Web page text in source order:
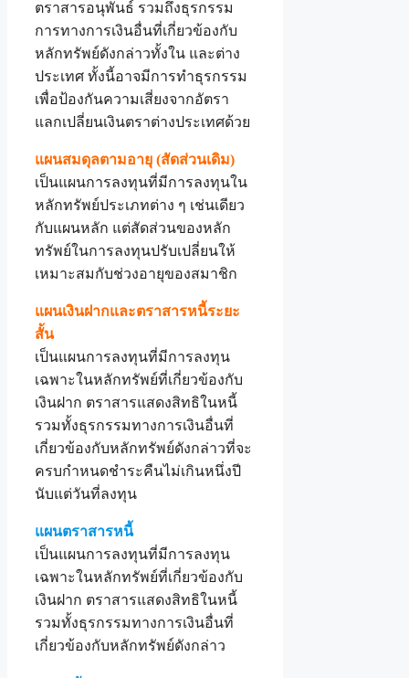
ตราสารอนุพันธ์ รวมถึงธุรกรรม
การทางการเงินอื่นที่เกี่ยวข้องกับ
หลักทรัพย์ดังกล่าวทั้งใน และต่าง
ประเทศ ทั้งนี้อาจมีการทำธุรกรรม
เพื่อป้องกันความเสี่ยงจากอัตรา
แลกเปลี่ยนเงินตราต่างประเทศด้วย
แผนสมดุลตามอายุ (สัดส่วนเดิม)
เป็นแผนการลงทุนที่มีการลงทุนใน
หลักทรัพย์ประเภทต่าง ๆ เช่นเดียว
กับแผนหลัก แต่สัดส่วนของหลัก
ทรัพย์ในการลงทุนปรับเปลี่ยนให้
เหมาะสมกับช่วงอายุของสมาชิก
แผนเงินฝากและตราสารหนี้ระยะ
สั้น
เป็นแผนการลงทุนที่มีการลงทุน
เฉพาะในหลักทรัพย์ที่เกี่ยวข้องกับ
เงินฝาก ตราสารแสดงสิทธิในหนี้
รวมทั้งธุรกรรมทางการเงินอื่นที่
เกี่ยวข้องกับหลักทรัพย์ดังกล่าวที่จะ
ครบกำหนดชำระคืนไม่เกินหนึ่งปี
นับแต่วันที่ลงทุน
แผนตราสารหนี้
เป็นแผนการลงทุนที่มีการลงทุน
เฉพาะในหลักทรัพย์ที่เกี่ยวข้องกับ
เงินฝาก ตราสารแสดงสิทธิในหนี้
รวมทั้งธุรกรรมทางการเงินอื่นที่
เกี่ยวข้องกับหลักทรัพย์ดังกล่าว